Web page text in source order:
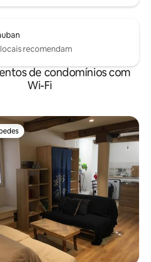
recomendam
de condomínios com
Wi-Fi